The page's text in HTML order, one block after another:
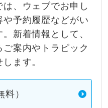
、ウェブでお申し
予約履歴などがい
新着情報として、
案内やトラピック
ます。
）